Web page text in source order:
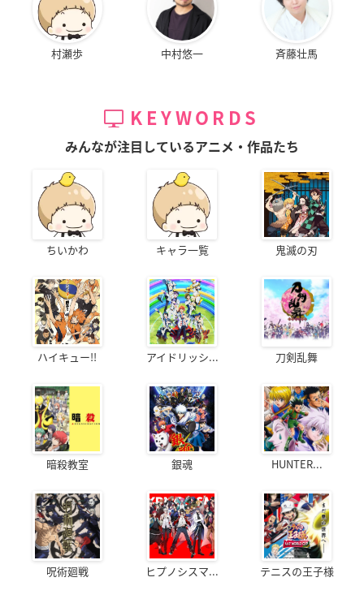
村瀬歩 中村悠一 斉藤壮馬
KEYWORDS
みんなが注目しているアニメ・作品たち
ちいかわ キャラ一覧 鬼滅の刃
ハイキュー!! アイドリッシ... 刀剣乱舞
暗殺教室 銀魂 HUNTER...
呪術廻戦 ヒプノシスマ... テニスの王子様